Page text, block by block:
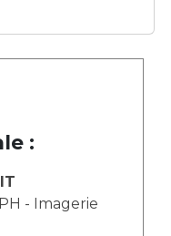
:
- Imagerie